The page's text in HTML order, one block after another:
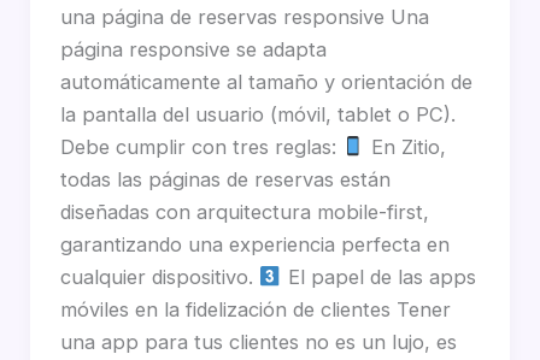
una página de reservas responsive Una
página responsive se adapta
automáticamente al tamaño y orientación de
la pantalla del usuario (móvil, tablet o PC).
Debe cumplir con tres reglas:
En Zitio,
todas las páginas de reservas están
diseñadas con arquitectura mobile-first,
garantizando una experiencia perfecta en
cualquier dispositivo.
El papel de las apps
móviles en la fidelización de clientes Tener
una app para tus clientes no es un lujo, es